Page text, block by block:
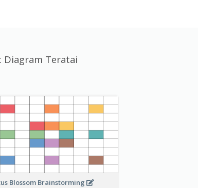
Diagram Teratai
Blossom Brainstorming